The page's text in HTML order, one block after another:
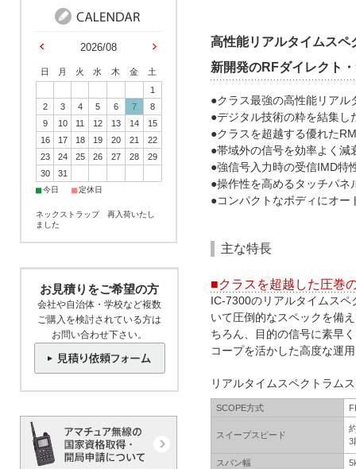
高性能リアルタイムスペ
新開発のRFダイレクト
●クラス最強の高性能リアル
●デジタル技術の粋を結集し
●クラスを超越する優れた
●帯域外の信号を効率よく減
●強信号入力時の受信IMD特
●操作性を高めるタッチパネ
●コンパクトなボディにオー
主な特長
■クラスを超越した圧巻
IC-7300のリアルタイムス
いて圧倒的なスペックを備
ちろん、目的の信号に素早
コープを活かした高度な運
リアルタイムスペクトラム
SCOPE方式
スイープスピード
3
スパン幅
2026/08
日 月 火 水 木 金
土
1
2
3 4 5 6 7
8
9
10 11 12 13 14
15
16
17 18 19 20 21
22
23
24 25 26 27 28
29
30
31
■今日 ■定休日
ネックストラップ 再入荷いたし
ました
お見積りをご希望の方
会社や自治体・学校など複数
ご購入を検討されている方は
お問い合わせ下さい。